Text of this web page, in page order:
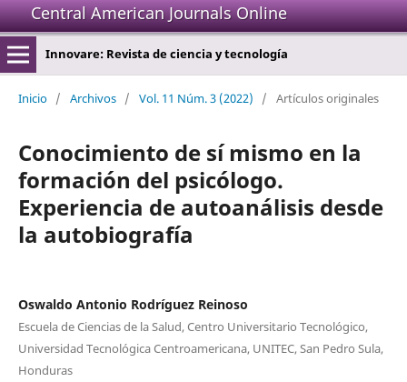
Central American Journals Online
Innovare: Revista de ciencia y tecnología
Inicio / Archivos / Vol. 11 Núm. 3 (2022) / Artículos originales
Conocimiento de sí mismo en la
formación del psicólogo.
Experiencia de autoanálisis desde
la autobiografía
Oswaldo Antonio Rodríguez Reinoso
Escuela de Ciencias de la Salud, Centro Universitario Tecnológico,
Universidad Tecnológica Centroamericana, UNITEC, San Pedro Sula,
Honduras